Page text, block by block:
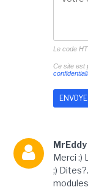
Le code
Ce site est
Merci :)
;)